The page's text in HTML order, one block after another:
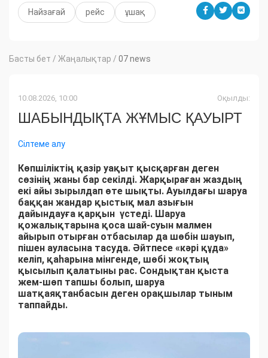
Найзағай рейс ұшақ
Басты бет / Жаңалықтар / 07 news
10.08.2026, 10:00 Оқылды:
ШАБЫНДЫҚТА ЖҰМЫС ҚАУЫРТ
Сілтеме алу
Көпшіліктің қазір уақыт қысқарған деген
сөзінің жаны бар секілді. Жарқыраған жаздың
екі айы зырылдап өте шықты. Ауылдағы шаруа
баққан жандар қыстық мал азығын
дайындауға қарқын үстеді. Шаруа
қожалықтарына қоса шай-суын малмен
айырып отырған отбасылар да шөбін шауып,
пішен ауласына тасуда. Әйтпесе «кәрі құда»
келіп, қаһарына мінгенде, шөбі жоқтың
қысылып қалатыны рас. Сондықтан қыста
жем-шөп тапшы болып, шаруа
шатқаяқтанбасын деген орақшылар тыным
таппайды.